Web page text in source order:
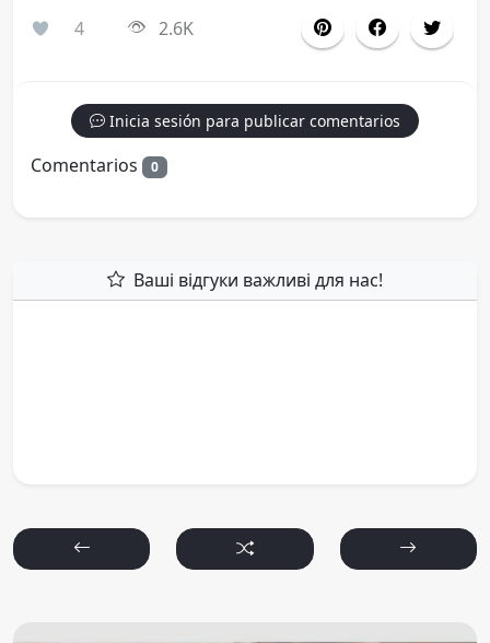
4 2.6K
Inicia sesión para publicar comentarios
Comentarios 0
Ваші відгуки важливі для нас!